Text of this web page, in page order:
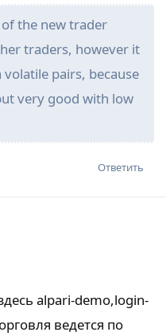
of the new trader
traders, however it
pairs, because
very good with low
Ответить
alpari-demo,login-
ведется по